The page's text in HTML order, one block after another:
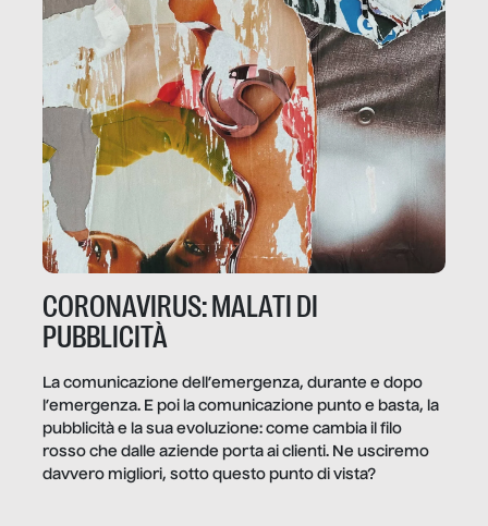
CORONAVIRUS: MALATI DI
PUBBLICITÀ
La comunicazione dell’emergenza, durante e dopo
l’emergenza. E poi la comunicazione punto e basta, la
pubblicità e la sua evoluzione: come cambia il filo
rosso che dalle aziende porta ai clienti. Ne usciremo
davvero migliori, sotto questo punto di vista?